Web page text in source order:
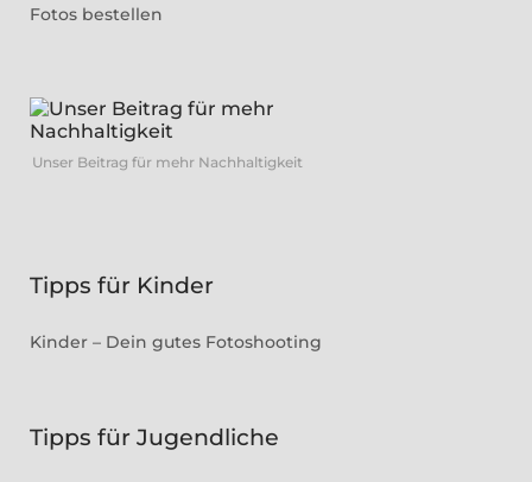
Fotos bestellen
Unser Beitrag für mehr Nachhaltigkeit
Tipps für Kinder
Kinder – Dein gutes Fotoshooting
Tipps für Jugendliche